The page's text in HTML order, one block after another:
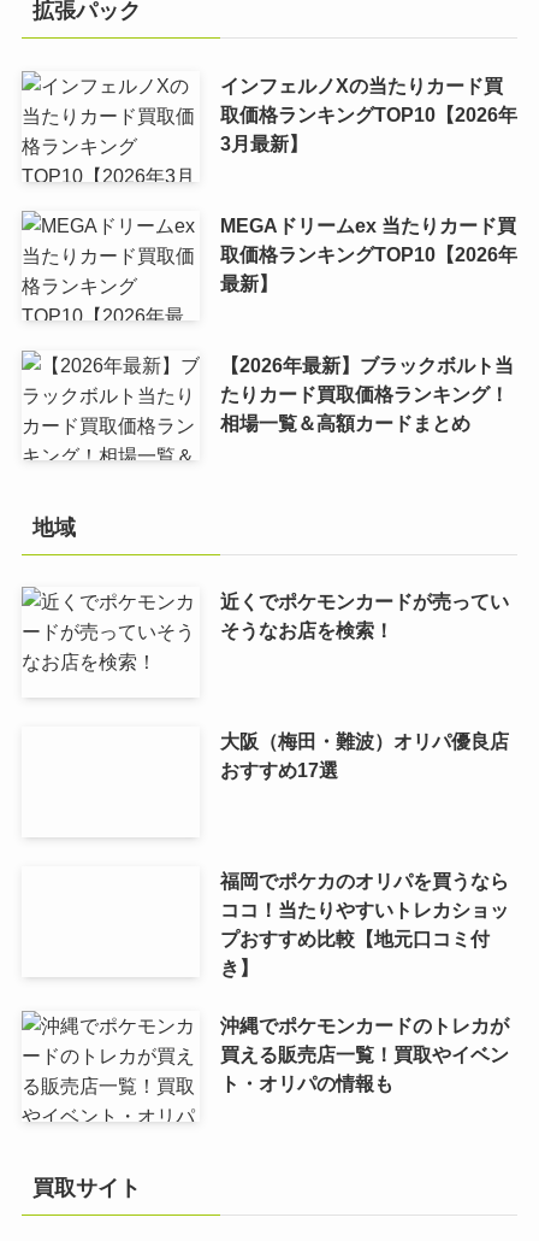
拡張パック
インフェルノXの当たりカード買
取価格ランキングTOP10【2026年
3月最新】
MEGAドリームex 当たりカード買
取価格ランキングTOP10【2026年
最新】
【2026年最新】ブラックボルト当
たりカード買取価格ランキング！
相場一覧＆高額カードまとめ
地域
近くでポケモンカードが売ってい
そうなお店を検索！
大阪（梅田・難波）オリパ優良店
おすすめ17選
福岡でポケカのオリパを買うなら
ココ！当たりやすいトレカショッ
プおすすめ比較【地元口コミ付
き】
沖縄でポケモンカードのトレカが
買える販売店一覧！買取やイベン
ト・オリパの情報も
買取サイト